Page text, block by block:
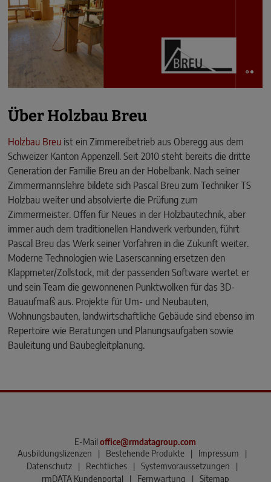
Über Holzbau Breu
Holzbau Breu ist ein Zimmereibetrieb aus Oberegg aus dem
Schweizer Kanton Appenzell. Seit 2010 steht bereits die dritte
Generation der Familie Breu an der Hobelbank. Nach seiner
Zimmermannslehre bildete sich Pascal Breu zum Techniker TS
Holzbau weiter und absolvierte die Prüfung zum
Zimmermeister. Offen für Neues in der Holzbautechnik, aber
immer auch dem traditionellen Handwerk verbunden, führt
Pascal Breu das Werk seiner Vorfahren in die Zukunft weiter.
Moderne Technologien wie Laserscanning ersetzen den
Klappmeter/Zollstock, mit der passenden Software wertet er
und sein Team die gewonnenen Punktwolken für das 3D-
Bauaufmaß aus. Projekte für Um- und Neubauten,
Wohnungsbauten, landwirtschaftliche Gebäude sind ebenso im
Repertoire wie Beratungen und Planungsaufgaben sowie
Bauleitung und Baubegleitplanung.
E-Mailoffice@rmdatagroup.com
Ausbildungslizenzen
| Bestehende Produkte | Impressum
|
Datenschutz
| Rechtliches | Systemvoraussetzungen
|
rmDATA Kundenportal
| Fernwartung | Sitemap